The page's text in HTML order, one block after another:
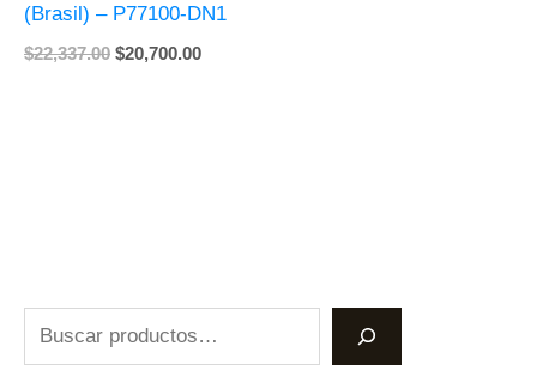
(Brasil) – P77100-DN1
$22,337.00 $20,700.00